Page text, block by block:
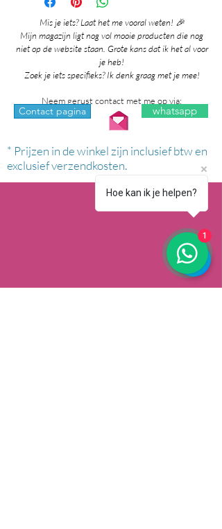
Mis je iets? Laat het me vooral weten! 🎉
Mijn magazijn ligt nog vol mooie producten die nog
niet op de website staan. Grote kans dat ik het al voor
je heb!
Zoek je iets specifieks? Ik denk graag met je mee!
Neem gerust contact met me op via:
Contact pagina whatsapp
* Prijzen in de winkel zijn inclusief btw en
exclusief verzendkosten.
Hoe kan ik je helpen?
1